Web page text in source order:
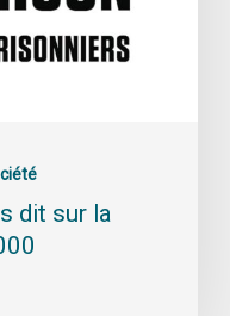
dit sur la